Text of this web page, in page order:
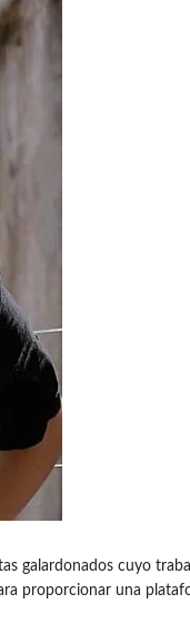
galardonados cuyo
proporcionar una